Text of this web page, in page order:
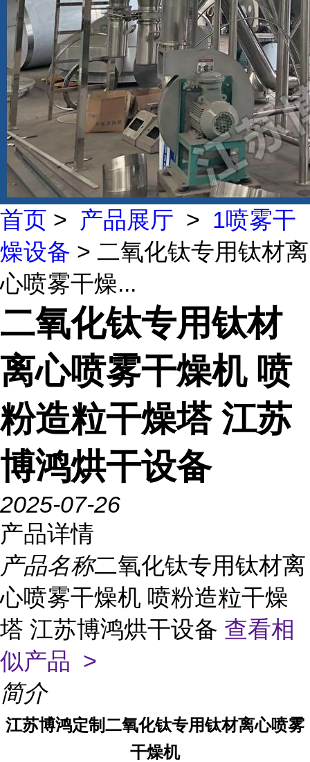
首页 > 产品展厅 > 1喷雾干
燥设备 > 二氧化钛专用钛材离
心喷雾干燥...
二氧化钛专用钛材
离心喷雾干燥机 喷
粉造粒干燥塔 江苏
博鸿烘干设备
2025-07-26
产品详情
产品名称二氧化钛专用钛材离
心喷雾干燥机 喷粉造粒干燥
塔 江苏博鸿烘干设备 查看相
似产品 >
简介
江苏博鸿定制二氧化钛专用钛材离心喷雾
干燥机